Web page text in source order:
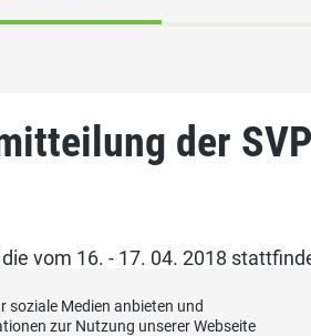
der
vom 16. - 17. 04. 2018
Der Vorsitz oblag dem
soziale Medien anbieten und
zur Nutzung unserer Webseite